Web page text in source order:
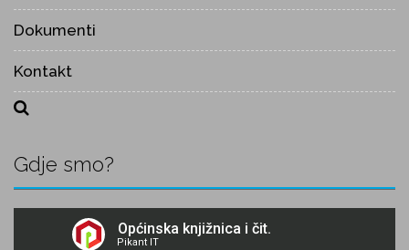
Dokumenti
Kontakt
Gdje smo?